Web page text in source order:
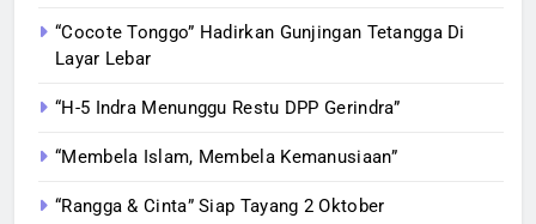
“Cocote Tonggo” Hadirkan Gunjingan Tetangga Di
Layar Lebar
“H-5 Indra Menunggu Restu DPP Gerindra”
“Membela Islam, Membela Kemanusiaan”
“Rangga & Cinta” Siap Tayang 2 Oktober